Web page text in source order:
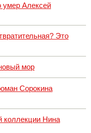
умер Алексей
Это
мор
Сорокина
коллекции Нина